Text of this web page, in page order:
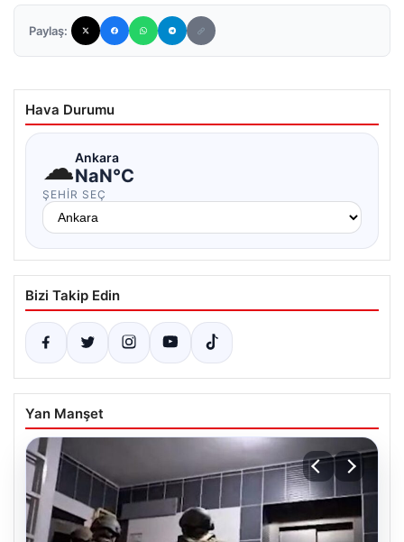
Paylaş:
Hava Durumu
☁Ankara
NaN°C
ŞEHIR SEÇ
Bizi Takip Edin
Yan Manşet